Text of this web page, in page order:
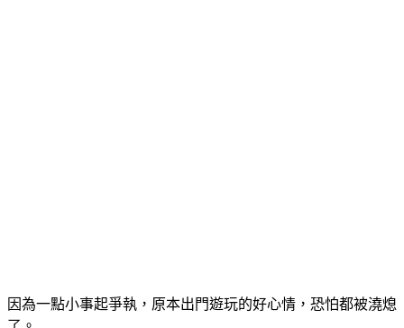
因為一點小事起爭執，原本出門遊玩的好心情，恐怕都被澆熄